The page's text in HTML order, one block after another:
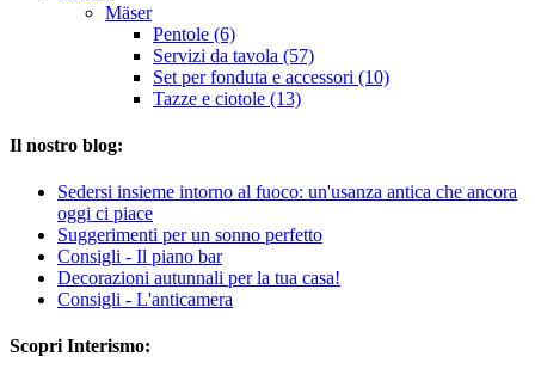
Mäser
Pentole (6)
Servizi da tavola (57)
Set per fonduta e accessori (10)
Tazze e ciotole (13)
Il nostro blog:
Sedersi insieme intorno al fuoco: un'usanza antica che ancora
oggi ci piace
Suggerimenti per un sonno perfetto
Consigli - Il piano bar
Decorazioni autunnali per la tua casa!
Consigli - L'anticamera
Scopri Interismo: